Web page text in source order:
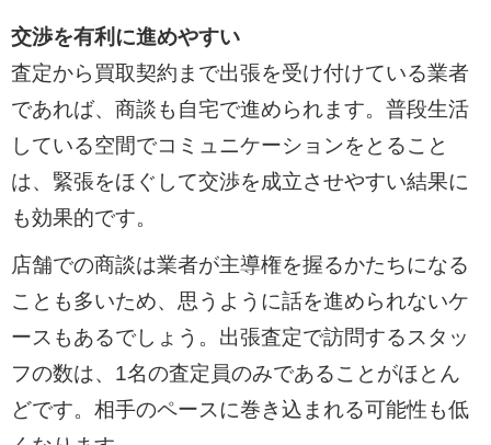
交渉を有利に進めやすい
査定から買取契約まで出張を受け付けている業者
であれば、商談も自宅で進められます。普段生活
している空間でコミュニケーションをとること
は、緊張をほぐして交渉を成立させやすい結果に
も効果的です。
店舗での商談は業者が主導権を握るかたちになる
ことも多いため、思うように話を進められないケ
ースもあるでしょう。出張査定で訪問するスタッ
フの数は、1名の査定員のみであることがほとん
どです。相手のペースに巻き込まれる可能性も低